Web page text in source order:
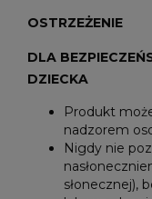
OSTRZEŻENIE
DLA
DZIECKA
Produkt
nadzorem
Nigdy nie
słonecznej),